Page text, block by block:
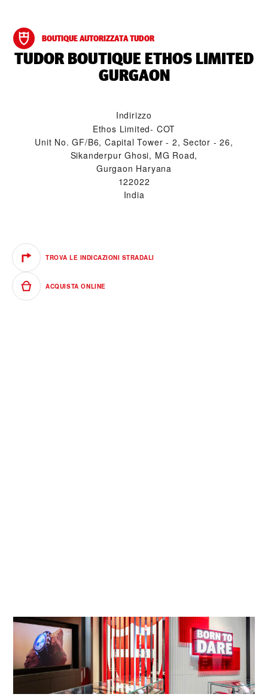
BOUTIQUE AUTORIZZATA TUDOR
‭TUDOR BOUTIQUE ETHOS LIMITED
GURGAON‬
Indirizzo
Ethos Limited- COT
Unit No. GF/B6, Capital Tower - 2, Sector - 26,
Sikanderpur Ghosi, MG Road,
Gurgaon Haryana
122022
India
TROVA LE INDICAZIONI STRADALI
ACQUISTA ONLINE